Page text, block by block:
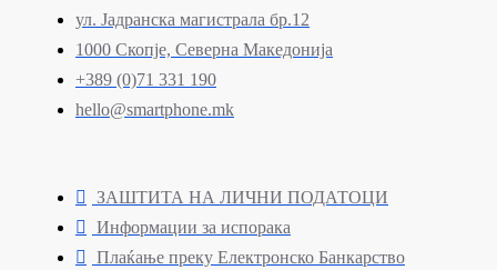
ул. Јадранска магистрала бр.12
1000 Скопје, Северна Македонија
+389 (0)71 331 190
hello@smartphone.mk
ЗАШТИТА НА ЛИЧНИ ПОДАТОЦИ
Информации за испорака
Плаќање преку Електронско Банкарство